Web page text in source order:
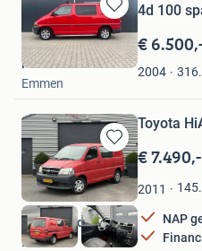
Bewaren
in
Mijn
Favorieten
4d 100
€
2004
Han
Emmen
Bewaren
in
Mijn
Favorieten
Toyota
€ 7.490,-
2011
NAP
Autoaanbod.nu
Boekel